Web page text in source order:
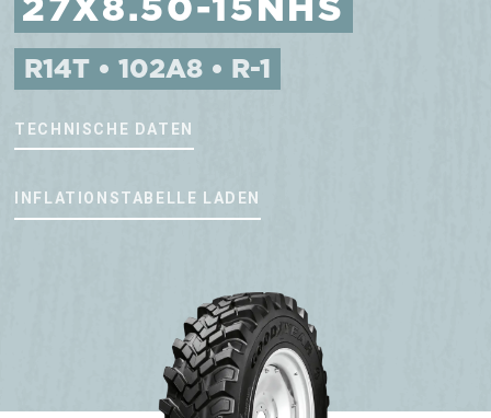
R14T • 102A8 • R-1
TECHNISCHE DATEN
INFLATIONSTABELLE LADEN